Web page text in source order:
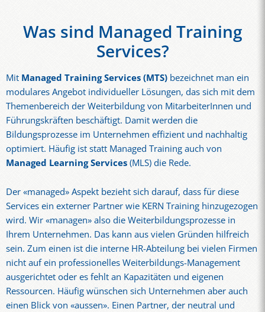
Was sind Managed Training
Services?
Mit Managed Training Services (MTS) bezeichnet man ein
modulares Angebot individueller Lösungen, das sich mit dem
Themenbereich der Weiterbildung von MitarbeiterInnen und
Führungskräften beschäftigt. Damit werden die
Bildungsprozesse im Unternehmen effizient und nachhaltig
optimiert. Häufig ist statt Managed Training auch von
Managed Learning Services(MLS) die Rede.
Der «managed» Aspekt bezieht sich darauf, dass für diese
Services ein externer Partner wie KERN Training hinzugezogen
wird. Wir «managen» also die Weiterbildungsprozesse in
Ihrem Unternehmen. Das kann aus vielen Gründen hilfreich
sein. Zum einen ist die interne HR-Abteilung bei vielen Firmen
nicht auf ein professionelles Weiterbildungs-Management
ausgerichtet oder es fehlt an Kapazitäten und eigenen
Ressourcen. Häufig wünschen sich Unternehmen aber auch
einen Blick von «aussen». Einen Partner, der neutral und